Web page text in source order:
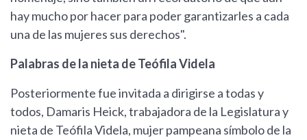
hay mucho por hacer para poder garantizarles a cada
una de las mujeres sus derechos".
Palabras de la nieta de Teófila Videla
Posteriormente fue invitada a dirigirse a todas y
todos, Damaris Heick, trabajadora de la Legislatura y
nieta de Teófila Videla, mujer pampeana símbolo de la